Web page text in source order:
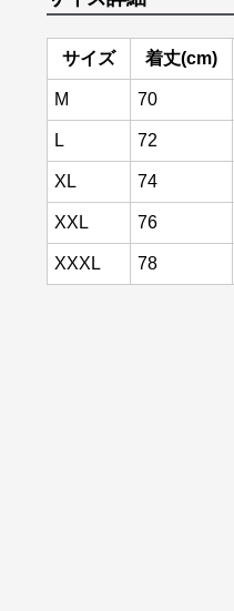
サイズ 着丈(cm)
M 70
L 72
XL 74
XXL 76
XXXL 78